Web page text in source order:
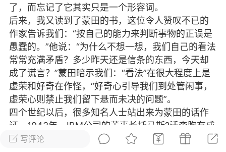
者
05-11 22:55 电脑端 公开内容
我付出多少 只有自己心里知道
很可耻的懂吗。
me at Hello.在第一次见面时你就拥
世间有风，浮云又怎会流动；没有生，
龄的增，我们并不是失去了一些朋友，
写评论
了，而忘记了它其实只是一个形容词。
后来，我又读到了蒙田的书，这位令人赞叹不已的
作家告诉我们：“按自己的能力来判断事物的正误是
愚蠢的。”他说：“为什么不想一想，我们自己的看法
常常充满矛盾？多少昨天还是信条的东西，今天却
成了谎言？”蒙田暗示我们：“看法”在很大程度上是
虚荣和好奇在作怪，“好奇心引导我们到处管闲事，
虚荣心则禁止我们留下悬而未决的问题”。
四个世纪以后，很多知名人士站出来为蒙田的话作
证。1943年，IBM公司的董事长托马斯?沃森胸有成
竹地告诉人们：“我想，五台计算机足以满足整个世